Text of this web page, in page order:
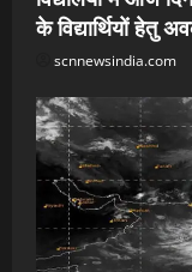
के विद्यार्थियों हेतु
scnnewsindia.com